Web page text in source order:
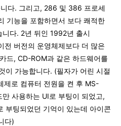
다. 그리고, 286 및 386 프로세
기능을 포함하면서 보다 쾌적한
다. 2년 뒤인 1992년 출시
전 버전의 운영체제보다 더 많은
드, CD-ROM과 같은 하드웨어를
이 가능합니다. (필자가 어린 시절
제로 컴퓨터 전원을 켠 후 MS-
사용하는 UI로 부팅이 되었고,
부팅되었던 기억이 있는데 아이콘
다)